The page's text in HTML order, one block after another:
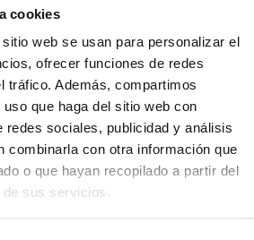
cookies
web se usan para personalizar el
ofrecer funciones de redes
tráfico. Además, compartimos
que haga del sitio web con
redes sociales, publicidad y análisis
combinarla con otra información que
o que hayan recopilado a partir del
de sus servicios.
Compártelo:
su
para
a la